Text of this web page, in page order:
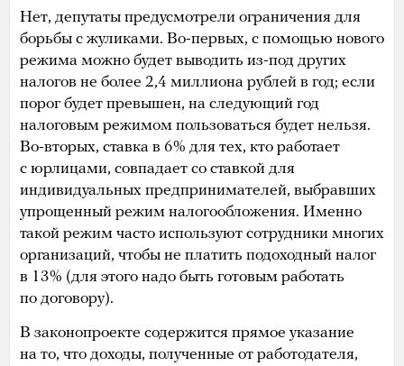
Нет, депутаты предусмотрели ограничения для
борьбы с жуликами. Во-первых, с помощью нового
режима можно будет выводить из-под других
налогов не более 2,4 миллиона рублей в год; если
порог будет превышен, на следующий год
налоговым режимом пользоваться будет нельзя.
Во-вторых, ставка в 6% для тех, кто работает
с юрлицами, совпадает со ставкой для
индивидуальных предпринимателей, выбравших
упрощенный режим налогообложения. Именно
такой режим часто используют сотрудники многих
организаций, чтобы не платить подоходный налог
в 13% (для этого надо быть готовым работать
по договору).
В законопроекте содержится прямое указание
на то, что доходы, полученные от работодателя,